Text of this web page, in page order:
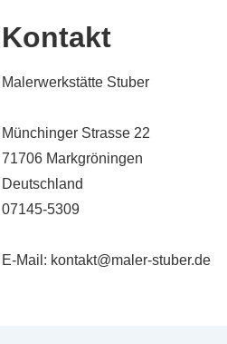
Kontakt
Malerwerkstätte Stuber
Münchinger Strasse 22
71706 Markgröningen
Deutschland
07145-5309
E-Mail: kontakt@maler-stuber.de